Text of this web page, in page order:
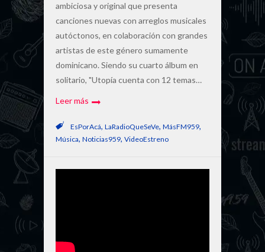
ambiciosa y original que presenta
canciones nuevas con arreglos musicales
autóctonos, en colaboración con grandes
artistas de este género sumamente
dominicano. Siendo su cuarto álbum en
solitario, "Utopía cuenta con 12 temas…
Leer más
EsPorAcá, LaRadioQueSeVe, MásFM959,
Música, Noticias959, VideoEstreno